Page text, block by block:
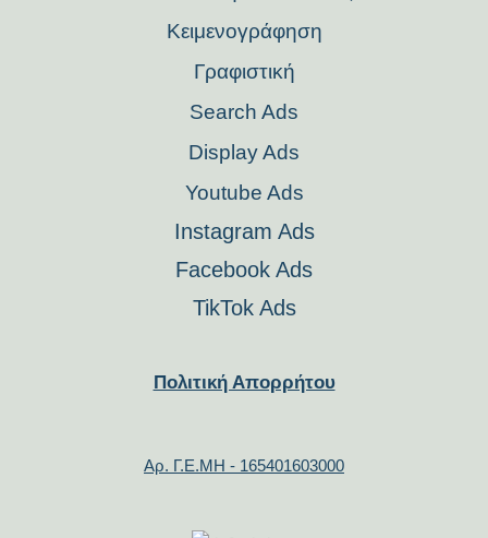
Kειμενογράφηση
Γραφιστική
Search Ads
Display Ads
Youtube Ads
Instagram Ads
Facebook Ads
TikTok Ads
Πολιτική Απορρήτου
Αρ. Γ.Ε.ΜΗ - 165401603000